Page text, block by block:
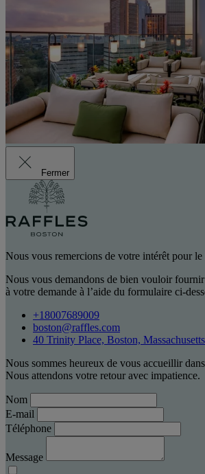
Fermer
Nous vous remercions de votre intérêt pour
Nous vous demandons de bien vouloir
à votre demande à l’aide du formulaire ci-
+18007689009
boston@raffles.com
40 Trinity Place, Boston,
Nous sommes heureux de vous accueillir
Nous attendons votre retour avec impatience.
Nom
E-mail
Téléphone
Message